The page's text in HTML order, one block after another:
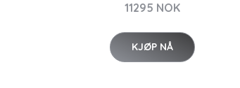
11295 NOK
KJØP NÅ